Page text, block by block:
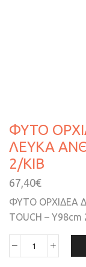
ΦΥΤΟ
ΛΕΥΚΑ
2/ΚΙΒ
67,40€
ΦΥΤΟ ΟΡΧΙΔΕΑ
TOUCH – Υ98cm